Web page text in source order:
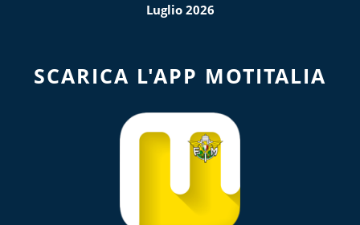
Luglio 2026
SCARICA L'APP MOTITALIA